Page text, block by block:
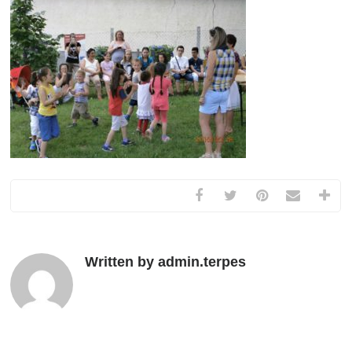
Written by admin.terpes